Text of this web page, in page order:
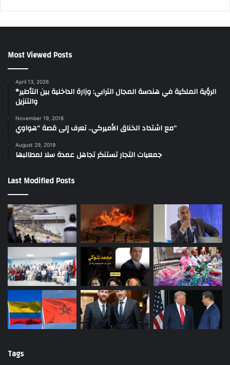
Most Viewed Posts
April 13, 2026
*الرؤية الملكية في هندسة المجال الترابي: وزارة الداخلية بين التأطير
والتنزيل
November 19, 2018
مع اشتداد الخناق الأميركي.. تعرف إلى قصة “هواوي”
August 29, 2019
جمعيات التجار تستنكر تجاهل عمدة سلا لمطالبها
Last Modified Posts
Tags